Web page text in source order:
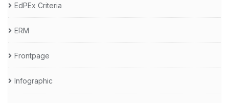
EdPEx Criteria
ERM
Frontpage
Infographic